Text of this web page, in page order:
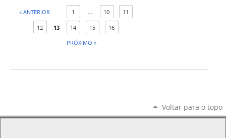
« ANTERIOR 1 ... 10 11
12 13 14 15
16
PRÓXIMO »
Voltar para o topo